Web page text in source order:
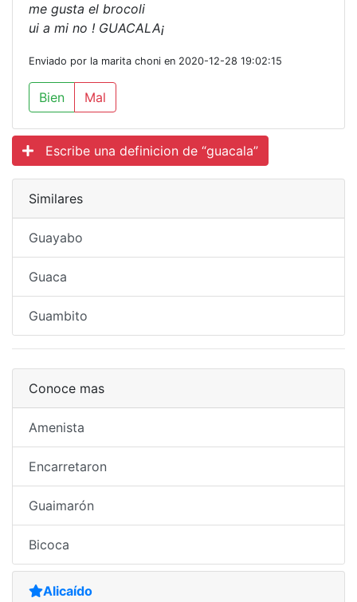
me gusta el brocoli
ui a mi no ! GUACALA¡
Enviado por la marita choni en 2020-12-28 19:02:15
Bien Mal
Escribe una definicion de “guacala”
Similares
Guayabo
Guaca
Guambito
Conoce mas
Amenista
Encarretaron
Guaimarón
Bicoca
Alicaído